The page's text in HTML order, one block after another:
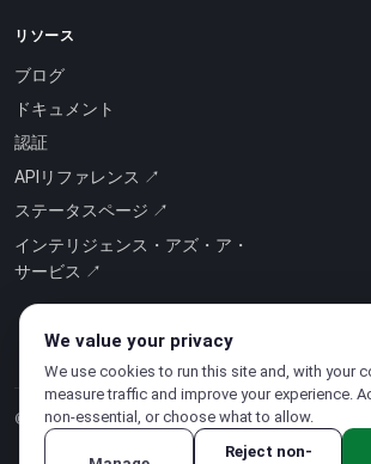
リソース
ブログ
ドキュメント
認証
APIリファレンス ↗
ステータスページ ↗
インテリジェンス・アズ・ア・
サービス ↗
© 2026 CloudSigma Holding AG.無断複写・転載を
We value your privacy
We use cookies to run this site and, with your
measure traffic and improve your experience.
non-essential, or choose what to allow.
Reject non-